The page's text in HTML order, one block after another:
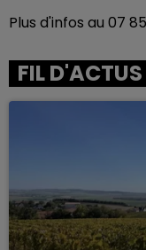
Plus d'infos au 07
FIL D'ACTUS